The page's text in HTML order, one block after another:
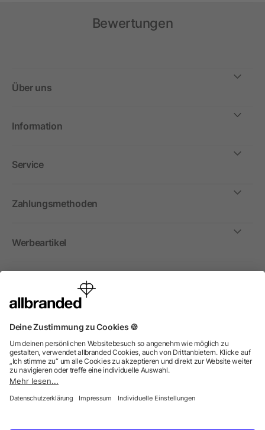
Bewertungen
Über uns
Information
Service
Zahlungsmethoden
Werbeartikel
International
Wir verkaufen Werbeartikel, Werbemittel und